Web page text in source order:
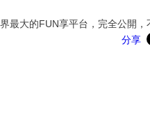
最大的FUN享平台，完全公開
分享